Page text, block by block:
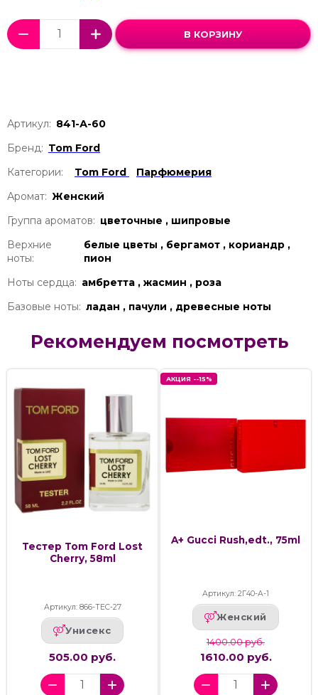
В КОРЗИНУ
Артикул: 841-А-60
Бренд: Tom Ford
Категории:
Tom Ford
Парфюмерия
Аромат: Женский
Группа ароматов: цветочные , шипровые
Верхние
ноты:
белые цветы , бергамот , кориандр ,
пион
Ноты сердца: амбретта , жасмин , роза
Базовые ноты: ладан , пачули , древесные ноты
Рекомендуем посмотреть
Тестер Tom Ford Lost
Cherry, 58ml
Артикул: 866-ТЕС-27
Унисекс
505.00 руб.
АКЦИЯ --15%
A+ Gucci Rush,edt., 75ml
Артикул: 2Г40-А-1
Женский
1400.00 руб.
1610.00 руб.